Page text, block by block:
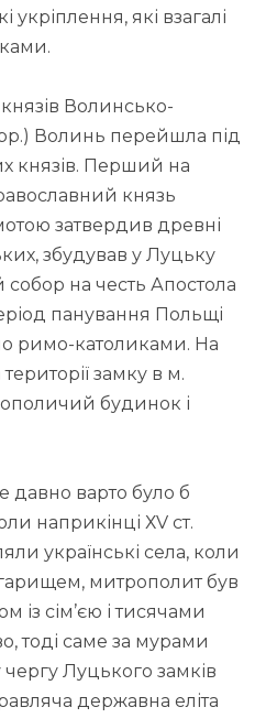
які взагалі
Волинсько-
Волинь перейшла під
князів. Перший на
князь
затвердив древні
збудував у Луцьку
на честь Апостола
панування Польщі
римо-католиками. На
замку в м.
будинок і
варто було б
наприкінці ХV ст.
українські села, коли
митрополит був
із сім’єю і тисячами
тоді саме за мурами
Луцького замків
державна еліта